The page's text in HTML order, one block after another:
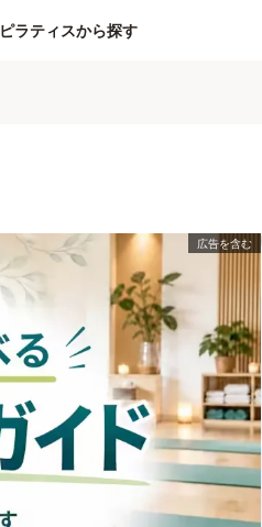
ピラティスから探す